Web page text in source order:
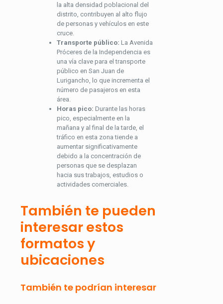
la alta densidad poblacional del
distrito, contribuyen al alto flujo
de personas y vehículos en este
cruce.
Transporte público: La Avenida
Próceres de la Independencia es
una vía clave para el transporte
público en San Juan de
Lurigancho, lo que incrementa el
número de pasajeros en esta
área.
Horas pico: Durante las horas
pico, especialmente en la
mañana y al final de la tarde, el
tráfico en esta zona tiende a
aumentar significativamente
debido a la concentración de
personas que se desplazan
hacia sus trabajos, estudios o
actividades comerciales.
También te pueden
interesar estos
formatos y
ubicaciones
También te podrían interesar